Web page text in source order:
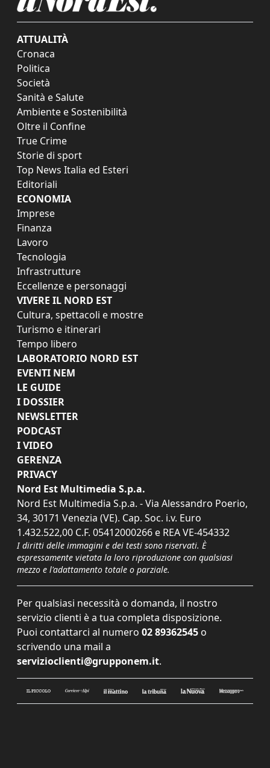
ATTUALITÀ
Cronaca
Politica
Società
Sanità e Salute
Ambiente e Sostenibilità
Oltre il Confine
True Crime
Storie di sport
Top News Italia ed Esteri
Editoriali
ECONOMIA
Imprese
Finanza
Lavoro
Tecnologia
Infrastrutture
Eccellenze e personaggi
VIVERE IL NORD EST
Cultura, spettacoli e mostre
Turismo e itinerari
Tempo libero
LABORATORIO NORD EST
EVENTI NEM
LE GUIDE
I DOSSIER
NEWSLETTER
PODCAST
I VIDEO
GERENZA
PRIVACY
Nord Est Multimedia S.p.a.
Nord Est Multimedia S.p.a. - Via Alessandro Poerio,
34, 30171 Venezia (VE). Cap. Soc. i.v. Euro
1.432.522,00 C.F. 05412000266 e REA VE-454332
I diritti delle immagini e dei testi sono riservati. È
espressamente vietata la loro riproduzione con qualsiasi
mezzo e l'adattamento totale o parziale.
Per qualsiasi necessità o domanda, il nostro
servizio clienti è a tua completa disposizione.
Puoi contattarci al numero 02 89362545 o
scrivendo una mail a
servizioclienti@grupponem.it.